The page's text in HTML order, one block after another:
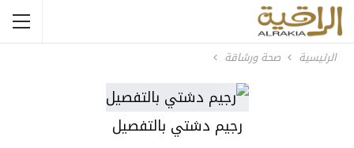
الرئيسية صحة ورشاقة
رجيم دشتي بالتفصيل